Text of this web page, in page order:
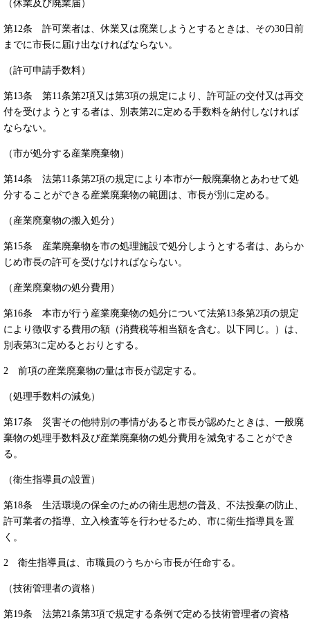
（休業及び廃業届）
第12条 許可業者は、休業又は廃業しようとするときは、その30日前
までに市長に届け出なければならない。
（許可申請手数料）
第13条 第11条第2項又は第3項の規定により、許可証の交付又は再交
付を受けようとする者は、別表第2に定める手数料を納付しなければ
ならない。
（市が処分する産業廃棄物）
第14条 法第11条第2項の規定により本市が一般廃棄物とあわせて処
分することができる産業廃棄物の範囲は、市長が別に定める。
（産業廃棄物の搬入処分）
第15条 産業廃棄物を市の処理施設で処分しようとする者は、あらか
じめ市長の許可を受けなければならない。
（産業廃棄物の処分費用）
第16条 本市が行う産業廃棄物の処分について法第13条第2項の規定
により徴収する費用の額（消費税等相当額を含む。以下同じ。）は、
別表第3に定めるとおりとする。
2 前項の産業廃棄物の量は市長が認定する。
（処理手数料の減免）
第17条 災害その他特別の事情があると市長が認めたときは、一般廃
棄物の処理手数料及び産業廃棄物の処分費用を減免することができ
る。
（衛生指導員の設置）
第18条 生活環境の保全のための衛生思想の普及、不法投棄の防止、
許可業者の指導、立入検査等を行わせるため、市に衛生指導員を置
く。
2 衛生指導員は、市職員のうちから市長が任命する。
（技術管理者の資格）
第19条 法第21条第3項で規定する条例で定める技術管理者の資格